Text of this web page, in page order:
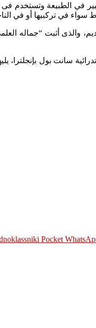
في الطبيعة وتستخدم فى
سواء في تركبيها أو في
والذى أثبت “جماله
في مقدمتها كاتدرائية
Pocket